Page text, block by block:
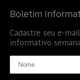
Boletim
Cadastre seu e-
informativo